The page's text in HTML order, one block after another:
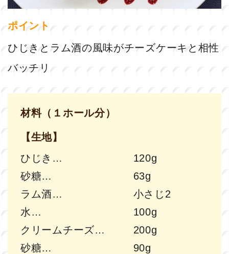
ポイント
ひじきとラム酒の風味がチーズケーキと相性
バッチリ
材料（１ホール分）
【生地】
ひじき
120g
砂糖
63g
ラム酒
小さじ2
水
100g
クリームチーズ
200g
砂糖
90g